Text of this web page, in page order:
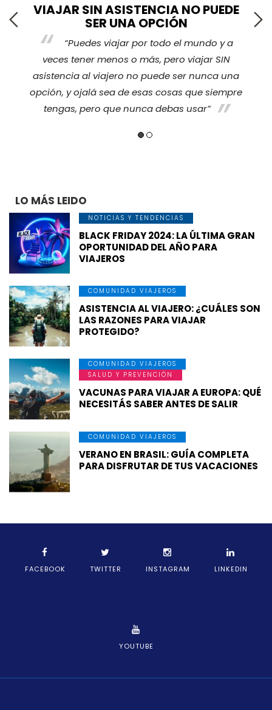
VIAJAR SIN ASISTENCIA NO PUEDE
SER UNA OPCIÓN
“Puedes viajar por todo el mundo y a
veces tener menos o más, pero viajar SIN
asistencia al viajero no puede ser nunca una
opción, y ojalá sea de esas cosas que siempre
tengas, pero que nunca debas usar”
LO MÁS LEIDO
NOTICIAS Y TENDENCIAS
BLACK FRIDAY 2024: LA ÚLTIMA GRAN
OPORTUNIDAD DEL AÑO PARA
VIAJEROS
COMUNIDAD VIAJEROS
ASISTENCIA AL VIAJERO: ¿CUÁLES SON
LAS RAZONES PARA VIAJAR
PROTEGIDO?
COMUNIDAD VIAJEROS
SALUD Y PREVENCIÓN
VACUNAS PARA VIAJAR A EUROPA: QUÉ
NECESITÁS SABER ANTES DE SALIR
COMUNIDAD VIAJEROS
VERANO EN BRASIL: GUÍA COMPLETA
PARA DISFRUTAR DE TUS VACACIONES
FACEBOOK TWITTER INSTAGRAM LINKEDIN
YOUTUBE